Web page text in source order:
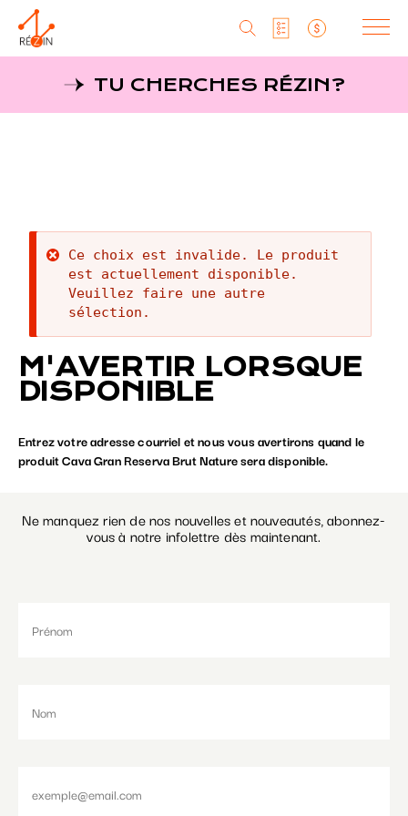
Produits
Producteurs
MagaZin
Contact
RéZin
530, rue St-Zotique Est
Montréal, Qc, H2S 1M3
info@rezin.com
Paramétrer les cookies
TU CHERCHES RÉZIN?
Message
d'erreur
Ce choix est invalide. Le produit
est actuellement disponible.
Veuillez faire une autre
sélection.
M'AVERTIR LORSQUE
DISPONIBLE
Entrez votre adresse courriel et nous vous avertirons quand le
produit Cava Gran Reserva Brut Nature sera disponible.
Ne manquez rien de nos nouvelles et nouveautés, abonnez-
vous à notre infolettre dès maintenant.